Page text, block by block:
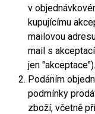
v
kupujícímu
mailovou
mail s
jen "akceptace").
Podáním
podmínky
zboží, včetně